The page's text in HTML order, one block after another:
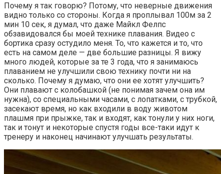
Почему я так говорю? Потому, что неверные движения
видно только со стороны. Когда я проплывал 100м за 2
мин 10 сек, я думал, что даже Майкл Фелпс
обзавидовался бы моей технике плавания. Видео с
бортика сразу остудило меня. То, что кажется и то, что
есть на самом деле — две большие разницы. Я вижу
много людей, которые за те 3 года, что я занимаюсь
плаванием не улучшили свою технику почти ни на
сколько. Почему я думаю, что они ее хотят улучшить?
Они плавают с колобашкой (не понимая зачем она им
нужна), со специальными часами, с лопатками, с трубкой,
засекают время, но как входили в воду животом
плашмя при прыжке, так и входят, как тонули у них ноги,
так и тонут и некоторые спустя годы все-таки идут к
тренеру и наконец начинают улучшать результаты.